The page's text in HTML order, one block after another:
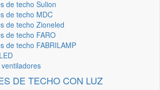
de techo Sulion
de techo MDC
de techo Zioneled
de techo FARO
de techo FABRILAMP
DE TECHO CON LUZ